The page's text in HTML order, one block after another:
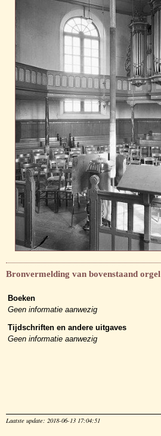
Bronvermelding van bovenstaand orgel
Boeken
Geen informatie aanwezig
Tijdschriften en andere uitgaves
Geen informatie aanwezig
Laatste update: 2018-06-13 17:04:51